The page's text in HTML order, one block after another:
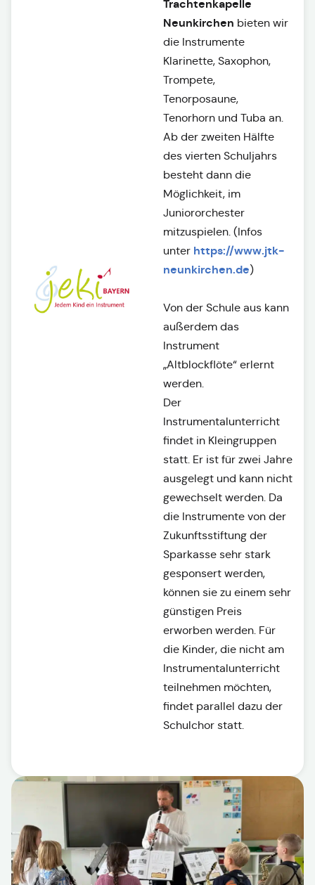
Trachtenkapelle
Neunkirchen bieten wir
die Instrumente
Klarinette, Saxophon,
Trompete,
Tenorposaune,
Tenorhorn und Tuba an.
Ab der zweiten Hälfte
des vierten Schuljahrs
besteht dann die
Möglichkeit, im
Juniororchester
mitzuspielen. (Infos
unter https://www.jtk-
neunkirchen.de)
Von der Schule aus kann
außerdem das
Instrument
„Altblockflöte“ erlernt
werden.
Der
Instrumentalunterricht
findet in Kleingruppen
statt. Er ist für zwei Jahre
ausgelegt und kann nicht
gewechselt werden. Da
die Instrumente von der
Zukunftsstiftung der
Sparkasse sehr stark
gesponsert werden,
können sie zu einem sehr
günstigen Preis
erworben werden. Für
die Kinder, die nicht am
Instrumentalunterricht
teilnehmen möchten,
findet parallel dazu der
Schulchor statt.